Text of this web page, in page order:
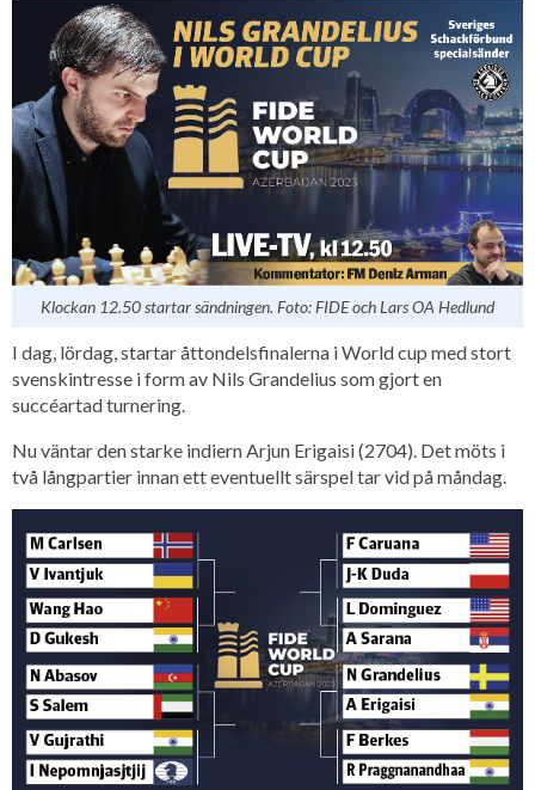
Klockan 12.50 startar sändningen. Foto: FIDE och Lars OA Hedlund
I dag, lördag, startar åttondelsfinalerna i World cup med stort
svenskintresse i form av Nils Grandelius som gjort en
succéartad turnering.
Nu väntar den starke indiern Arjun Erigaisi (2704). Det möts i
två långpartier innan ett eventuellt särspel tar vid på måndag.